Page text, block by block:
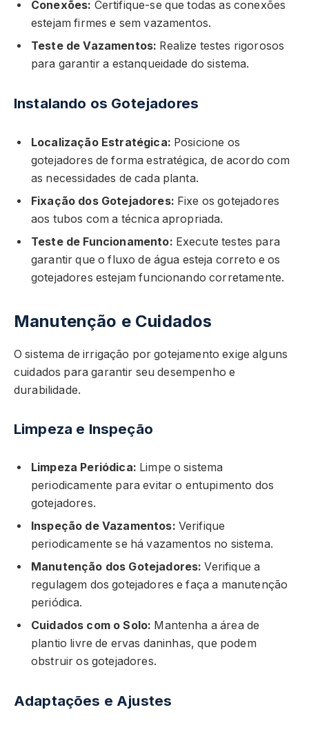
Conexões: Certifique-se que todas as conexões
estejam firmes e sem vazamentos.
Teste de Vazamentos: Realize testes rigorosos
para garantir a estanqueidade do sistema.
Instalando os Gotejadores
Localização Estratégica: Posicione os
gotejadores de forma estratégica, de acordo com
as necessidades de cada planta.
Fixação dos Gotejadores: Fixe os gotejadores
aos tubos com a técnica apropriada.
Teste de Funcionamento: Execute testes para
garantir que o fluxo de água esteja correto e os
gotejadores estejam funcionando corretamente.
Manutenção e Cuidados
O sistema de irrigação por gotejamento exige alguns
cuidados para garantir seu desempenho e
durabilidade.
Limpeza e Inspeção
Limpeza Periódica: Limpe o sistema
periodicamente para evitar o entupimento dos
gotejadores.
Inspeção de Vazamentos: Verifique
periodicamente se há vazamentos no sistema.
Manutenção dos Gotejadores: Verifique a
regulagem dos gotejadores e faça a manutenção
periódica.
Cuidados com o Solo: Mantenha a área de
plantio livre de ervas daninhas, que podem
obstruir os gotejadores.
Adaptações e Ajustes